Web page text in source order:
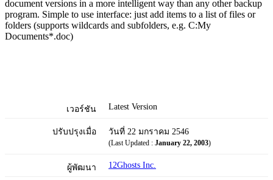
document versions in a more intelligent way than any other backup
program. Simple to use interface: just add items to a list of files or
folders (supports wildcards and subfolders, e.g. C:My
Documents*.doc)
เวอร์ชัน Latest Version
ปรับปรุงเมื่อ วันที่ 22 มกราคม 2546
(Last Updated : January 22, 2003)
ผู้พัฒนา 12Ghosts Inc.